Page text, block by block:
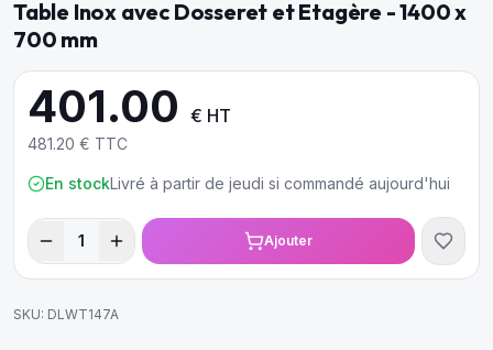
Table Inox avec Dosseret et Etagère - 1400 x
700 mm
401.00 € HT
481.20 € TTC
En stockLivré à partir de jeudi si commandé aujourd'hui
1 Ajouter
SKU: DLWT147A